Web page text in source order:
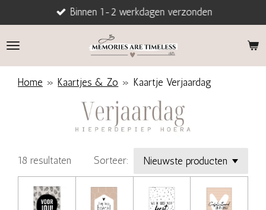
direct
naar
Binnen 1-2 werkdagen verzonden
Home » Kaartjes & Zo » Kaartje Verjaardag
18 resultaten Sorteer: